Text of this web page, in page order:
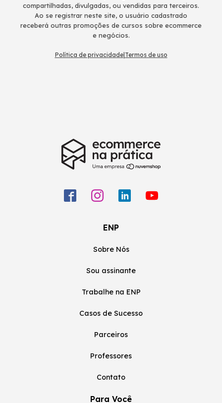
compartilhadas, divulgadas, ou vendidas para terceiros.
Ao se registrar neste site, o usuário cadastrado
receberá outras promoções de cursos sobre ecommerce
e negócios.
Política de privacidade| Termos de uso
ENP
Sobre Nós
Sou assinante
Trabalhe na ENP
Casos de Sucesso
Parceiros
Professores
Contato
Para Você